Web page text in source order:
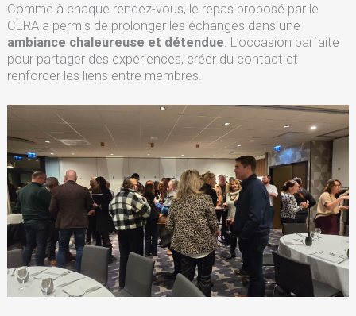
Comme à chaque rendez-vous, le repas proposé par le
CERA a permis de prolonger les échanges dans une
ambiance chaleureuse et détendue. L’occasion parfaite
pour partager des expériences, créer du contact et
renforcer les liens entre membres.